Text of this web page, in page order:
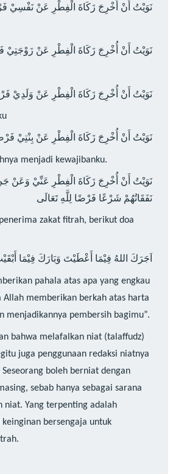
نَوَيْتُ أَنْ أُخْرِجَ زَكَاةَ الْفِطْرِ عَنْ نَفْسِيْ
نَوَيْتُ أَنْ أُخْرِجَ زَكَاةَ الْفِطْرِ عَنْ زَوْجَتِيْ
نَوَيْتُ أَنْ أُخْرِجَ زَكَاةَ الْفِطْرِ عَنْ وَلَدِيْ
نَوَيْتُ أَنْ أُخْرِجَ زَكَاةَ الْفِطْرِ عَنْ بِنْتِيْ
menjadi kewajibanku.
نَوَيْتُ أَنْ أُخْرِجَ زَكَاةَ الْفِطْرِ عَنِّيْ وَعَنْ
نَفَقَاتُهُمْ شَرْعًا فَرْضًا لِلَّهِ تَعَالَى
zakat fitrah, berikut doa
اَجَرَكَ اللهُ فِيْمَا أَعْطَيْتَ وَبَارَكَ فِيْمَا
pahala atas apa yang engkau
Allah memberikan berkah atas harta
menjadikannya pembersih bagimu”.
bahwa melafalkan niat (talaffudz)
juga penggunaan redaksi niatnya
boleh berniat dengan
sebab hanya sebagai sarana
niat. Yang terpenting adalah
bersengaja untuk